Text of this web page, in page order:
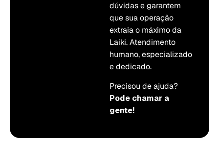
dúvidas e garantem
que sua operação
extraia o máximo da
Laiki. Atendimento
humano, especializado
e dedicado.
Precisou de ajuda?
Pode chamar a
gente!